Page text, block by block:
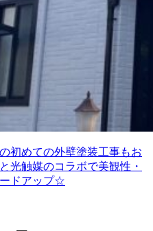
初めての外壁塗装工事もお
光触媒のコラボで美観性・
ドアップ☆